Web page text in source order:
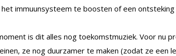
het immuunsysteem te boosten of een
is dit alles nog toekomstmuziek. Voor nu
ze nog duurzamer te maken (zodat ze een